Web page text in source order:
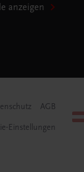
anzeigen
AGB
Einstellungen